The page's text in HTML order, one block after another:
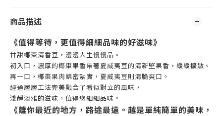
商品描述
《值得等待，更值得細細品味的好滋味》
甘甜椰棗清香豆，漫漫人生慢慢品。
初入口，濃厚的椰棗果香帶著夏威夷豆的清新堅果香，緩緩擴散。
再一口，椰棗果肉綿密紮實，夏威夷豆則清脆爽口。
經過層層工法完美融合了看似對立的風味，
淺靜淡雅的滋味，值得您細細品味。
《離你最近的地方，路途最遠。越是單純簡單的美味，